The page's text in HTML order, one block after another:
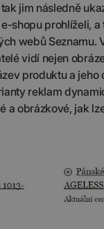
jim následně
shopu prohlíželi, a
webů Seznamu.
vidí nejen
produktu a jeho
reklam
a obrázkové, jak